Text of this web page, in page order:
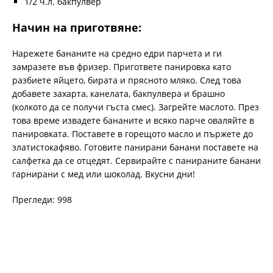
Начин на приготвяне:
Нарежете бананите на средно едри парчета и ги
замразете във фризер. Пригответе панировка като
разбиете яйцето, бирата и прясното мляко. След това
добавете захарта, канелата, бакпулвера и брашно
(колкото да се получи гъста смес). Загрейте маслото. През
това време извадете бананите и всяко парче оваляйте в
панировката. Поставете в горещото масло и пържете до
златистокафяво. Готовите панирани банани поставете на
салфетка да се отцедят. Сервирайте с панираните банани
гарнирани с мед или шоколад. Вкусни дни!
Прегледи: 998